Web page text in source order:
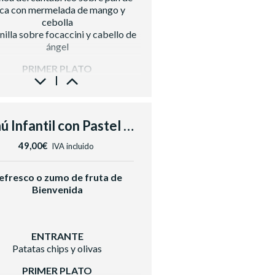
refrescos, aguas
Café e infusiones
con mermelada de mango y
cebolla
sobre focaccini y cabello de
ángel
PRIMER PLATO
con ensalada de brotes y
de ternera con parmentier de
manzana y demiglace de frutos
rojos
POSTRE
de mousse de chocolate blanco y
BODEGA
Sumarroca Blancs de Blanc
DO Penedés
Menú Infantil con Pastel y Zumo
49,00€ IVA incluido
o zumo de fruta de
Bienvenida
ENTRANTE
Patatas chips y olivas
PRIMER PLATO